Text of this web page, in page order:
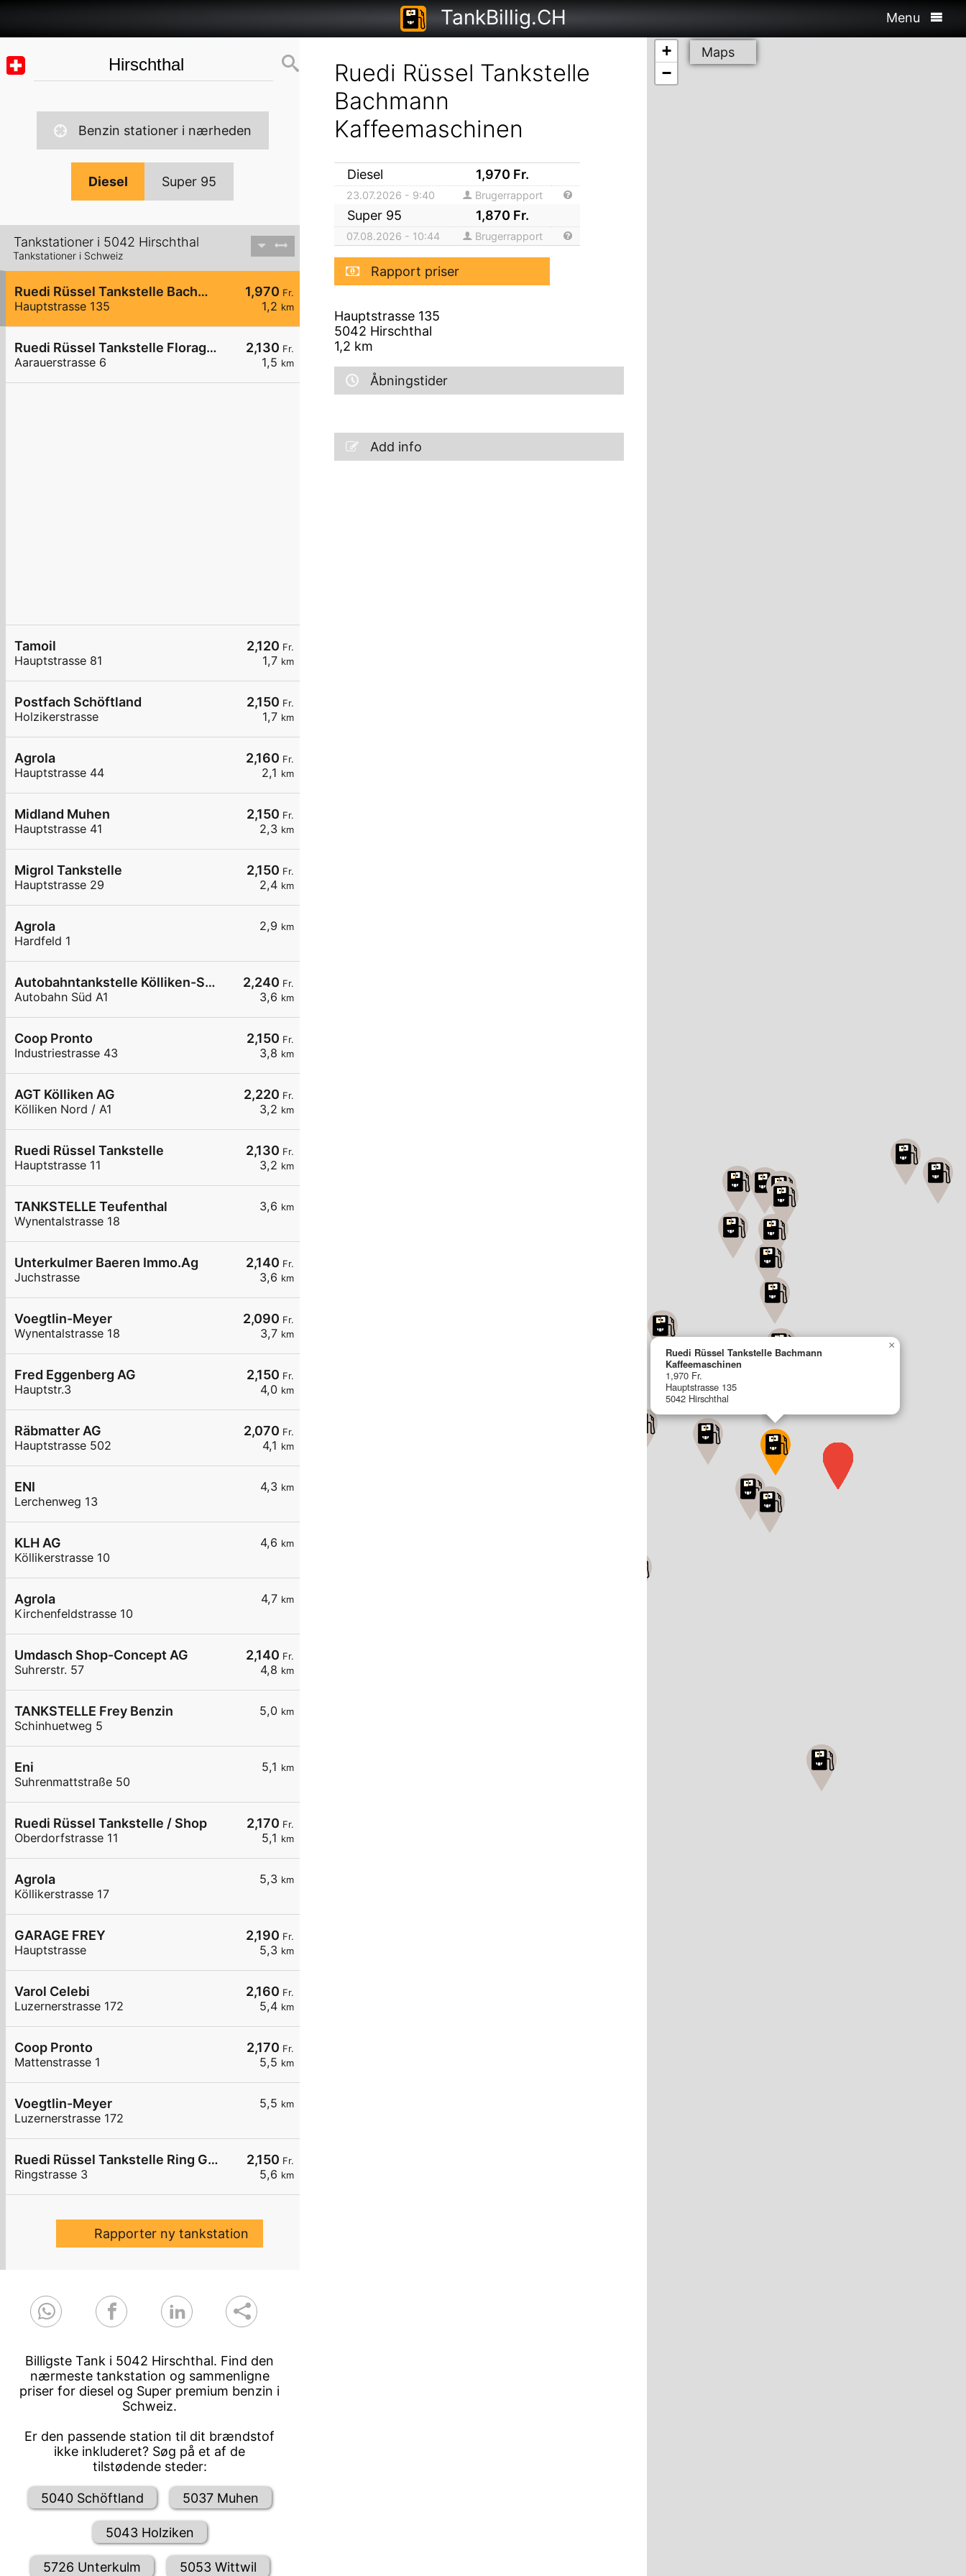
TankBillig.CH Menu
Benzin stationer i nærheden
Diesel Super 95
Tankstationer i 5042 Hirschthal
Tankstationer i Schweiz
1,970 Fr.
1,2 km
Ruedi Rüssel Tankstelle Bachmann Kaffeemaschinen
Hauptstrasse 135
2,130 Fr.
1,5 km
Ruedi Rüssel Tankstelle Floragarage Toni Nöthiger
Aarauerstrasse 6
2,120 Fr.
1,7 km
Tamoil
Hauptstrasse 81
2,150 Fr.
1,7 km
Postfach Schöftland
Holzikerstrasse
2,160 Fr.
2,1 km
Agrola
Hauptstrasse 44
2,150 Fr.
2,3 km
Midland Muhen
Hauptstrasse 41
2,150 Fr.
2,4 km
Migrol Tankstelle
Hauptstrasse 29
2,9 km
Agrola
Hardfeld 1
2,240 Fr.
3,6 km
Autobahntankstelle Kölliken-Süd
Autobahn Süd A1
2,150 Fr.
3,8 km
Coop Pronto
Industriestrasse 43
2,220 Fr.
3,2 km
AGT Kölliken AG
Kölliken Nord / A1
2,130 Fr.
3,2 km
Ruedi Rüssel Tankstelle
Hauptstrasse 11
3,6 km
TANKSTELLE Teufenthal
Wynentalstrasse 18
2,140 Fr.
3,6 km
Unterkulmer Baeren Immo.Ag
Juchstrasse
2,090 Fr.
3,7 km
Voegtlin-Meyer
Wynentalstrasse 18
2,150 Fr.
4,0 km
Fred Eggenberg AG
Hauptstr.3
2,070 Fr.
4,1 km
Räbmatter AG
Hauptstrasse 502
4,3 km
ENI
Lerchenweg 13
4,6 km
KLH AG
Köllikerstrasse 10
4,7 km
Agrola
Kirchenfeldstrasse 10
2,140 Fr.
4,8 km
Umdasch Shop-Concept AG
Suhrerstr. 57
5,0 km
TANKSTELLE Frey Benzin
Schinhuetweg 5
5,1 km
Eni
Suhrenmattstraße 50
2,170 Fr.
5,1 km
Ruedi Rüssel Tankstelle / Shop
Oberdorfstrasse 11
5,3 km
Agrola
Köllikerstrasse 17
2,190 Fr.
5,3 km
GARAGE FREY
Hauptstrasse
2,160 Fr.
5,4 km
Varol Celebi
Luzernerstrasse 172
2,170 Fr.
5,5 km
Coop Pronto
Mattenstrasse 1
5,5 km
Voegtlin-Meyer
Luzernerstrasse 172
2,150 Fr.
5,6 km
Ruedi Rüssel Tankstelle Ring Garage AG Suhr
Ringstrasse 3
Rapporter ny tankstation
Billigste Tank i 5042 Hirschthal. Find den
nærmeste tankstation og sammenligne
priser for diesel og Super premium benzin i
Schweiz.
Er den passende station til dit brændstof
ikke inkluderet? Søg på et af de
tilstødende steder:
5040 Schöftland 5037 Muhen
5043 Holziken
5726 Unterkulm 5053 Wittwil
Ruedi Rüssel Tankstelle
Bachmann
Kaffeemaschinen
Diesel 1,970 Fr.
23.07.2026 - 9:40 Brugerrapport
Super 95 1,870 Fr.
07.08.2026 - 10:44 Brugerrapport
Rapport priser
Hauptstrasse 135
5042 Hirschthal
1,2 km
Åbningstider
Add info
Ruedi Rüssel Tankstelle Bachmann
Kaffeemaschinen
1,970 Fr.
Hauptstrasse 135
5042 Hirschthal
×
+
−
Maps